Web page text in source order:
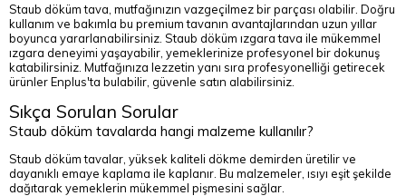
Staub döküm tava, mutfağınızın vazgeçilmez bir parçası olabilir. Doğru
kullanım ve bakımla bu premium tavanın avantajlarından uzun yıllar
boyunca yararlanabilirsiniz. Staub döküm ızgara tava ile mükemmel
ızgara deneyimi yaşayabilir, yemeklerinize profesyonel bir dokunuş
katabilirsiniz. Mutfağınıza lezzetin yanı sıra profesyonelliği getirecek
ürünler Enplus'ta bulabilir, güvenle satın alabilirsiniz.
Sıkça Sorulan Sorular
Staub döküm tavalarda hangi malzeme kullanılır?
Staub döküm tavalar, yüksek kaliteli dökme demirden üretilir ve
dayanıklı emaye kaplama ile kaplanır. Bu malzemeler, ısıyı eşit şekilde
dağıtarak yemeklerin mükemmel pişmesini sağlar.